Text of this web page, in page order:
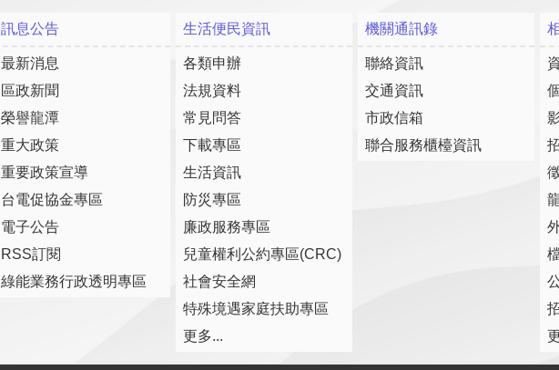
訊息公告
最新消息
區政新聞
榮譽龍潭
重大政策
重要政策宣導
台電促協金專區
電子公告
RSS訂閱
綠能業務行政透明專區
生活便民資訊
各類申辦
法規資料
常見問答
下載專區
生活資訊
防災專區
廉政服務專區
兒童權利公約專區(CRC)
社會安全網
特殊境遇家庭扶助專區
更多...
機關通訊錄
聯絡資訊
交通資訊
市政信箱
聯合服務櫃檯資訊